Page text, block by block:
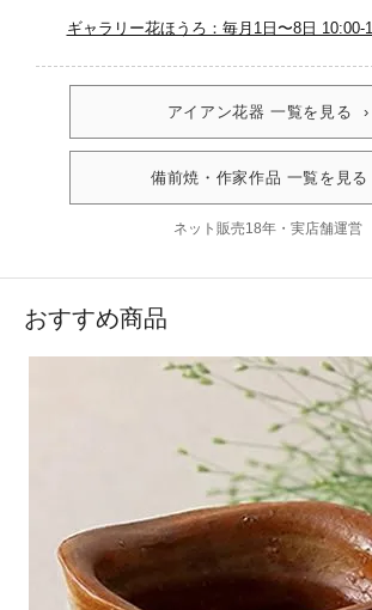
ギャラリー花ほうろ：毎月1日〜8日 10:00-
アイアン花器 一覧を見る ›
備前焼・作家作品 一覧を見
ネット販売18年・実店舗運営
おすすめ商品